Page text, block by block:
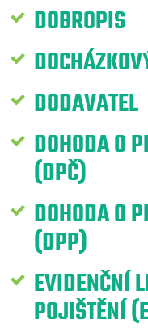
DOBROPIS
DODAVATEL
DOHODA O
(DPČ)
DOHODA O
(DPP)
EVIDENČNÍ
POJIŠTĚNÍ